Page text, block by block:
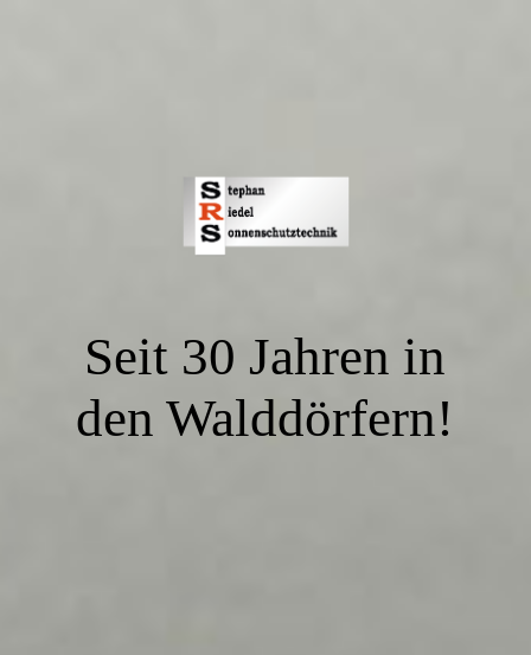
Seit 30 Jahren in
den Walddörfern!